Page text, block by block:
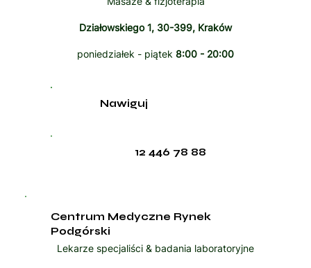
Działowskiego 1, 30-399, Kraków
poniedziałek - piątek 8:00 - 20:00
12 446 78 88
Nawiguj
Centrum Medyczne Rynek
Podgórski
Lekarze specjaliści & badania laboratoryjne